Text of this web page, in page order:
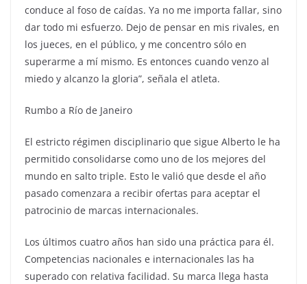
conduce al foso de caídas. Ya no me importa fallar, sino
dar todo mi esfuerzo. Dejo de pensar en mis rivales, en
los jueces, en el público, y me concentro sólo en
superarme a mí mismo. Es entonces cuando venzo al
miedo y alcanzo la gloria”, señala el atleta.
Rumbo a Río de Janeiro
El estricto régimen disciplinario que sigue Alberto le ha
permitido consolidarse como uno de los mejores del
mundo en salto triple. Esto le valió que desde el año
pasado comenzara a recibir ofertas para aceptar el
patrocinio de marcas internacionales.
Los últimos cuatro años han sido una práctica para él.
Competencias nacionales e internacionales las ha
superado con relativa facilidad. Su marca llega hasta